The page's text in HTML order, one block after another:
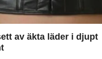
av äkta läder i djupt